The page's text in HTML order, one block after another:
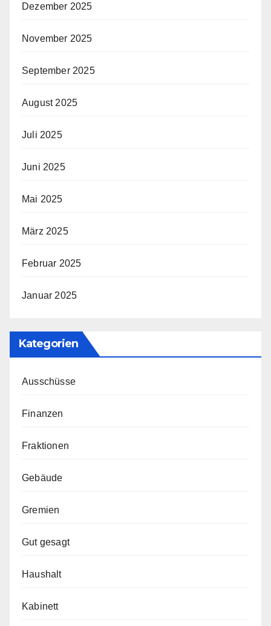
Dezember 2025
November 2025
September 2025
August 2025
Juli 2025
Juni 2025
Mai 2025
März 2025
Februar 2025
Januar 2025
Kategorien
Ausschüsse
Finanzen
Fraktionen
Gebäude
Gremien
Gut gesagt
Haushalt
Kabinett